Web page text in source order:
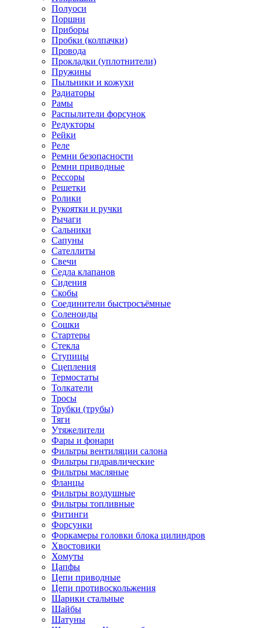
Полуоси
Поршни
Приборы
Пробки (колпачки)
Провода
Прокладки (уплотнители)
Пружины
Пыльники и кожухи
Радиаторы
Рамы
Распылители форсунок
Редукторы
Рейки
Реле
Ремни безопасности
Ремни приводные
Рессоры
Решетки
Ролики
Рукоятки и ручки
Рычаги
Сальники
Сапуны
Сателлиты
Свечи
Седла клапанов
Сидения
Скобы
Соединители быстросъёмные
Соленоиды
Сошки
Стартеры
Стекла
Ступицы
Сцепления
Термостаты
Толкатели
Тросы
Трубки (трубы)
Тяги
Утяжелители
Фары и фонари
Фильтры вентиляции салона
Фильтры гидравлические
Фильтры масляные
Фланцы
Фильтры воздушные
Фильтры топливные
Фитинги
Форсунки
Форкамеры головки блока цилиндров
Хвостовики
Хомуты
Цапфы
Цепи приводные
Цепи противоскольжения
Шарики стальные
Шайбы
Шатуны